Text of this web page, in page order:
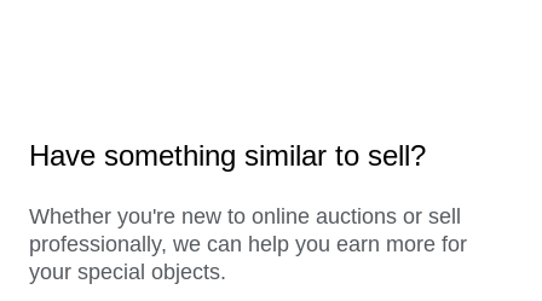
Have something similar to sell?
Whether you're new to online auctions or sell
professionally, we can help you earn more for
your special objects.